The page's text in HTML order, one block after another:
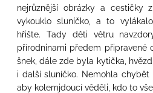
nejrůznější obrázky a cestičky
vykouklo sluníčko, a to
hřište. Tady děti větru
přírodninami předem připravené
šnek, dále zde byla kytička,
i další sluníčko. Nemohla
aby kolemjdoucí věděli, kdo to